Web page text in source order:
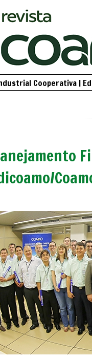
Cooperativa |